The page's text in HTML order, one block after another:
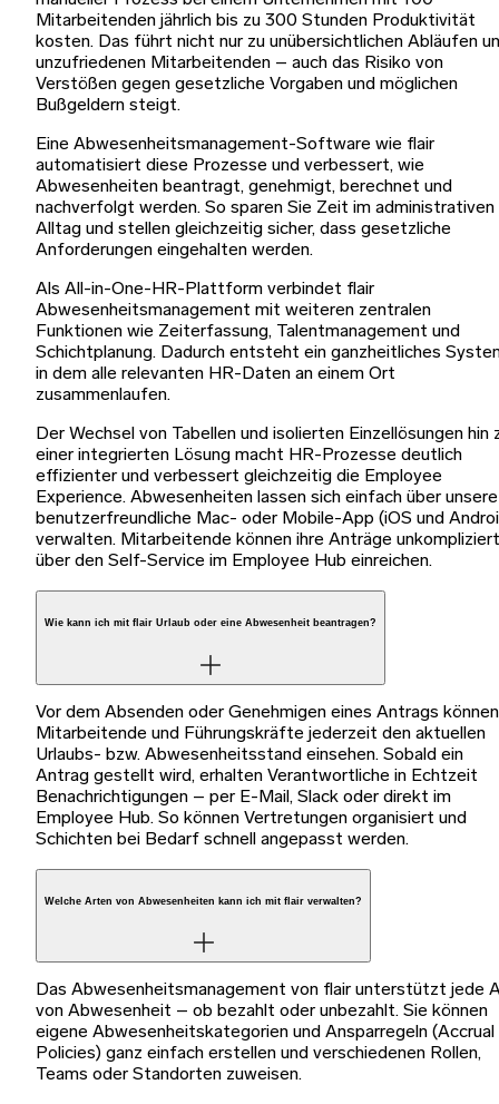
Mitarbeitenden jährlich bis zu 300 Stunden Produktivität
kosten. Das führt nicht nur zu unübersichtlichen Abläufen
unzufriedenen Mitarbeitenden – auch das Risiko von
Verstößen gegen gesetzliche Vorgaben und möglichen
Bußgeldern steigt.
Eine Abwesenheitsmanagement-Software wie flair
automatisiert diese Prozesse und verbessert, wie
Abwesenheiten beantragt, genehmigt, berechnet und
nachverfolgt werden. So sparen Sie Zeit im administrativen
Alltag und stellen gleichzeitig sicher, dass gesetzliche
Anforderungen eingehalten werden.
Als All-in-One-HR-Plattform verbindet flair
Abwesenheitsmanagement mit weiteren zentralen
Funktionen wie Zeiterfassung, Talentmanagement und
Schichtplanung. Dadurch entsteht ein ganzheitliches
in dem alle relevanten HR-Daten an einem Ort
zusammenlaufen.
Der Wechsel von Tabellen und isolierten Einzellösungen hin
einer integrierten Lösung macht HR-Prozesse deutlich
effizienter und verbessert gleichzeitig die Employee
Experience. Abwesenheiten lassen sich einfach über unsere
benutzerfreundliche Mac- oder Mobile-App (iOS und
verwalten. Mitarbeitende können ihre Anträge unkompliziert
über den Self-Service im Employee Hub einreichen.
Wie kann ich mit flair Urlaub oder eine Abwesenheit beantragen?
Vor dem Absenden oder Genehmigen eines Antrags können
Mitarbeitende und Führungskräfte jederzeit den aktuellen
Urlaubs- bzw. Abwesenheitsstand einsehen. Sobald ein
Antrag gestellt wird, erhalten Verantwortliche in Echtzeit
Benachrichtigungen – per E-Mail, Slack oder direkt im
Employee Hub. So können Vertretungen organisiert und
Schichten bei Bedarf schnell angepasst werden.
Welche Arten von Abwesenheiten kann ich mit flair verwalten?
Das Abwesenheitsmanagement von flair unterstützt jede
von Abwesenheit – ob bezahlt oder unbezahlt. Sie können
eigene Abwesenheitskategorien und Ansparregeln (Accrual
Policies) ganz einfach erstellen und verschiedenen Rollen,
Teams oder Standorten zuweisen.